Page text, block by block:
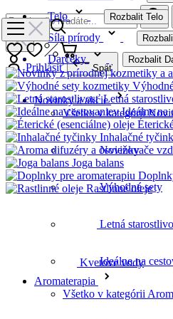
Telo Rozbalit Telo
Síla prírody
Darčeky Rozbalit
Letná
Ideálne na
Inhalačné
Joga balans
Rastlinné oleje
Bestsellery
Prihlásiť Späť
Novinky a akcie
Všetko v kategórii
Novinky
Výhodné sety
Letná
Ideálne na
Aromaterapia
Všetko v kategórii